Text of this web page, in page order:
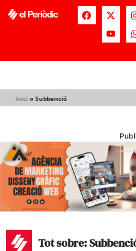
Inici » Subbenció
Tot sobre: